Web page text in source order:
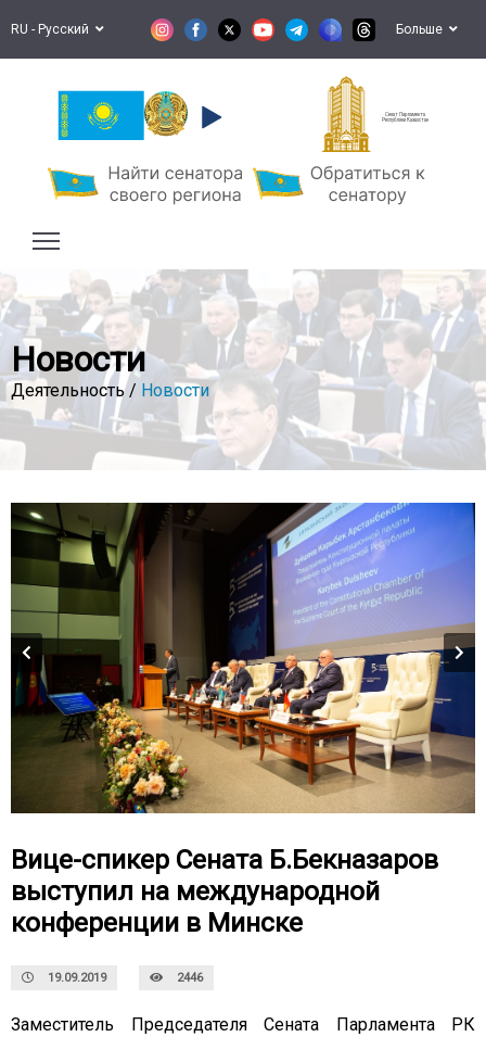
RU - Русский Больше
Сенат Парламента
Республики Казахстан
Новости
Деятельность / Новости
Вице-спикер Сената Б.Бекназаров
выступил на международной
конференции в Минске
19.09.2019 2446
Заместитель Председателя Сената Парламента РК